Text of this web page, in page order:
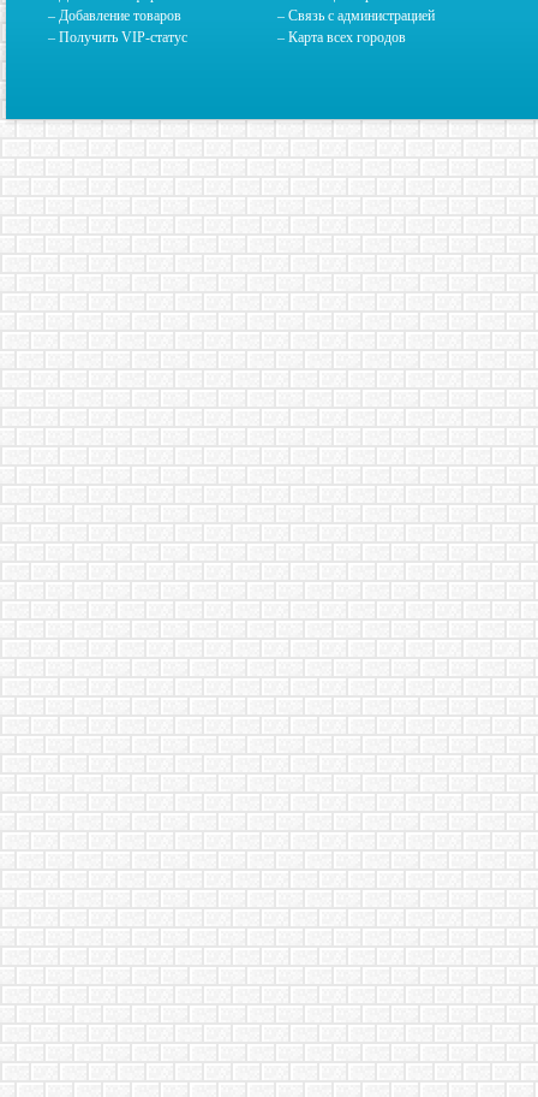
– Добавление товаров
– Получить VIP-статус
– Связь с администрацией
– Карта всех городов